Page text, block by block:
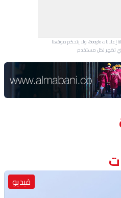
يتم عرض هذا الإعلان بواسطة إعلانات Google، ولا يتحكم موقعنا
تظهر لكل مستخدم.
فيديو